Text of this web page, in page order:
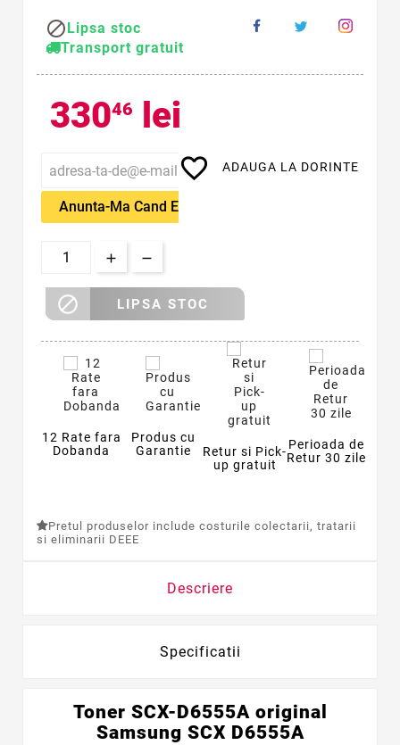
Lipsa stoc
Transport gratuit
33046 lei
Anunta-Ma Cand Este Disponibil
favorite_border ADAUGA LA DORINTE
 LIPSA STOC
12 Rate fara
Dobanda
Produs cu
Garantie
Retur si Pick-
up gratuit
Perioada de
Retur 30 zile
Pretul produselor include costurile colectarii, tratarii
si eliminarii DEEE
Descriere
Specificatii
Toner SCX-D6555A original
Samsung SCX D6555A